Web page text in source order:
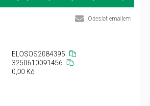
Odeslat emailem
ELOSOS2084395
3250610091456
0,00 Kč